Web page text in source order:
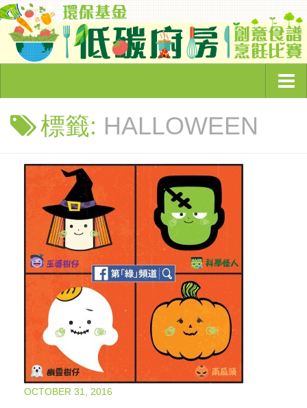
主頁
頻道簡介
環保節目
奇怪的環保故事
綠色企業大追蹤
睇你有幾Green
低碳廚房
環保資訊
綠色文章
樹仔日記
綠色分享
資助拍攝計劃
作品欣賞
標籤: HALLOWEEN
OCTOBER 31, 2016